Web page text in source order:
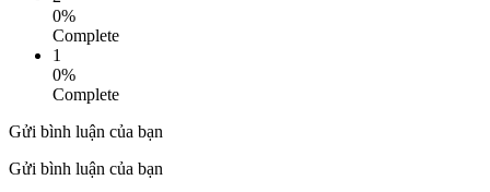
0%
Complete
1
0%
Complete
Gửi bình luận của bạn
Gửi bình luận của bạn